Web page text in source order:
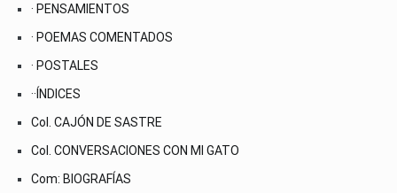
· PENSAMIENTOS
· POEMAS COMENTADOS
· POSTALES
··ÍNDICES
Col. CAJÓN DE SASTRE
Col. CONVERSACIONES CON MI GATO
Com: BIOGRAFÍAS